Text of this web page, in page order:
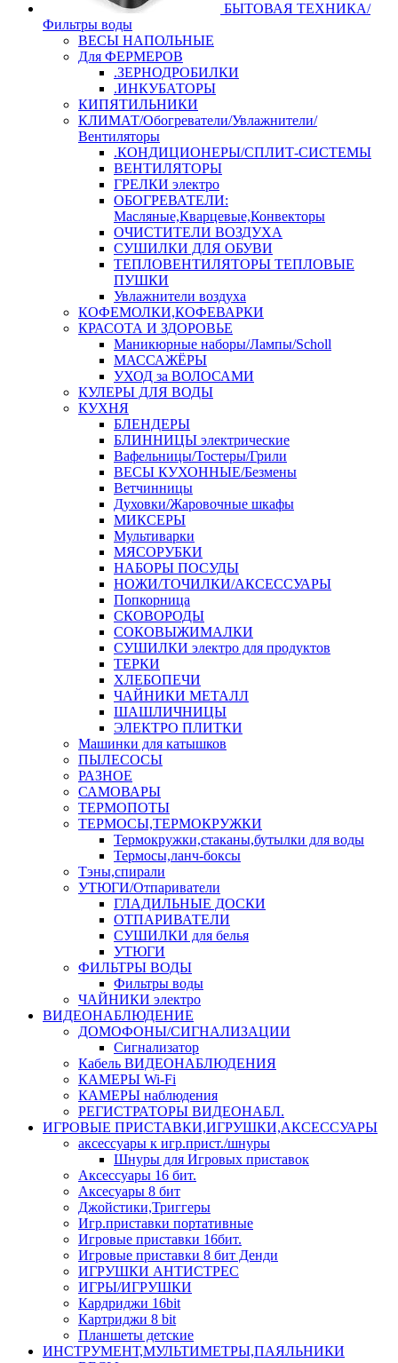
БЫТОВАЯ ТЕХНИКА/
Фильтры воды
ВЕСЫ НАПОЛЬНЫЕ
Для ФЕРМЕРОВ
.ЗЕРНОДРОБИЛКИ
.ИНКУБАТОРЫ
КИПЯТИЛЬНИКИ
КЛИМАТ/Обогреватели/Увлажнители/
Вентиляторы
.КОНДИЦИОНЕРЫ/СПЛИТ-СИСТЕМЫ
ВЕНТИЛЯТОРЫ
ГРЕЛКИ электро
ОБОГРЕВАТЕЛИ:
Масляные,Кварцевые,Конвекторы
ОЧИСТИТЕЛИ ВОЗДУХА
СУШИЛКИ ДЛЯ ОБУВИ
ТЕПЛОВЕНТИЛЯТОРЫ ТЕПЛОВЫЕ
ПУШКИ
Увлажнители воздуха
КОФЕМОЛКИ,КОФЕВАРКИ
КРАСОТА И ЗДОРОВЬЕ
Маникюрные наборы/Лампы/Scholl
МАССАЖЁРЫ
УХОД за ВОЛОСАМИ
КУЛЕРЫ ДЛЯ ВОДЫ
КУХНЯ
БЛЕНДЕРЫ
БЛИННИЦЫ электрические
Вафельницы/Тостеры/Грили
ВЕСЫ КУХОННЫЕ/Безмены
Ветчинницы
Духовки/Жаровочные шкафы
МИКСЕРЫ
Мультиварки
МЯСОРУБКИ
НАБОРЫ ПОСУДЫ
НОЖИ/ТОЧИЛКИ/АКСЕССУАРЫ
Попкорница
СКОВОРОДЫ
СОКОВЫЖИМАЛКИ
СУШИЛКИ электро для продуктов
ТЕРКИ
ХЛЕБОПЕЧИ
ЧАЙНИКИ МЕТАЛЛ
ШАШЛИЧНИЦЫ
ЭЛЕКТРО ПЛИТКИ
Машинки для катышков
ПЫЛЕСОСЫ
РАЗНОЕ
САМОВАРЫ
ТЕРМОПОТЫ
ТЕРМОСЫ,ТЕРМОКРУЖКИ
Термокружки,стаканы,бутылки для воды
Термосы,ланч-боксы
Тэны,спирали
УТЮГИ/Отпариватели
ГЛАДИЛЬНЫЕ ДОСКИ
ОТПАРИВАТЕЛИ
СУШИЛКИ для белья
УТЮГИ
ФИЛЬТРЫ ВОДЫ
Фильтры воды
ЧАЙНИКИ электро
ВИДЕОНАБЛЮДЕНИЕ
ДОМОФОНЫ/СИГНАЛИЗАЦИИ
Сигнализатор
Кабель ВИДЕОНАБЛЮДЕНИЯ
КАМЕРЫ Wi-Fi
КАМЕРЫ наблюдения
РЕГИСТРАТОРЫ ВИДЕОНАБЛ.
ИГРОВЫЕ ПРИСТАВКИ,ИГРУШКИ,АКСЕССУАРЫ
аксесcуары к игр.прист./шнуры
Шнуры для Игровых приставок
Аксессуары 16 бит.
Аксесуары 8 бит
Джойстики,Триггеры
Игр.приставки портативные
Игровые приставки 16бит.
Игровые приставки 8 бит Денди
ИГРУШКИ АНТИСТРЕС
ИГРЫ/ИГРУШКИ
Кардриджи 16bit
Картриджи 8 bit
Планшеты детские
ИНСТРУМЕНТ,МУЛЬТИМЕТРЫ,ПАЯЛЬНИКИ